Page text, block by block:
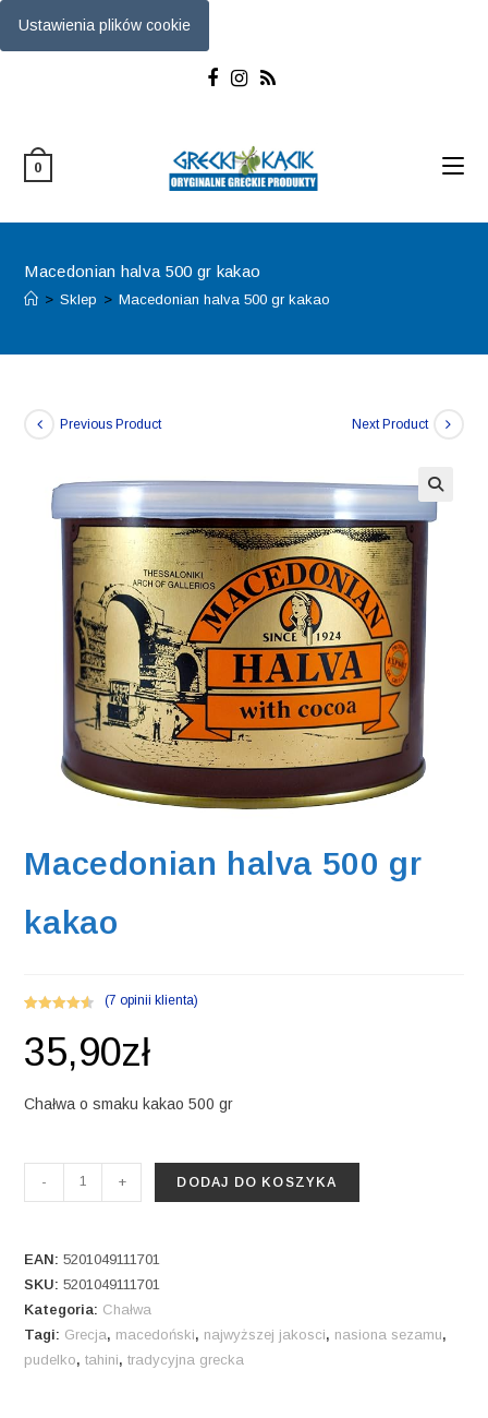
Ustawienia plików cookie
0
Macedonian halva 500 gr kakao
> Sklep > Macedonian halva 500 gr kakao
Previous Product Next Product
Macedonian halva 500 gr
kakao
4.57
na 5 na
podstawie
klientów
(7 opinii klienta)
35,90zł
Chałwa o smaku kakao 500 gr
Macedonian
500
gr
kakao
- + DODAJ DO KOSZYKA
EAN:5201049111701
SKU:5201049111701
Kategoria: Chałwa
Tagi: Grecja, macedoński, najwyższej jakosci, nasiona sezamu,
pudelko,tahini,tradycyjna grecka